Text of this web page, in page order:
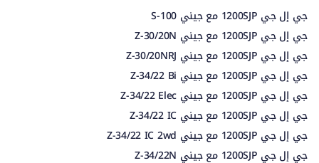
جي إل جي 1200SJP مع جيني S-100
جي إل جي 1200SJP مع جيني Z-30/20N
جي إل جي 1200SJP مع جيني Z-30/20NRJ
جي إل جي 1200SJP مع جيني Z-34/22 Bi
جي إل جي 1200SJP مع جيني Z-34/22 Elec
جي إل جي 1200SJP مع جيني Z-34/22 IC
جي إل جي 1200SJP مع جيني Z-34/22 IC 2wd
جي إل جي 1200SJP مع جيني Z-34/22N